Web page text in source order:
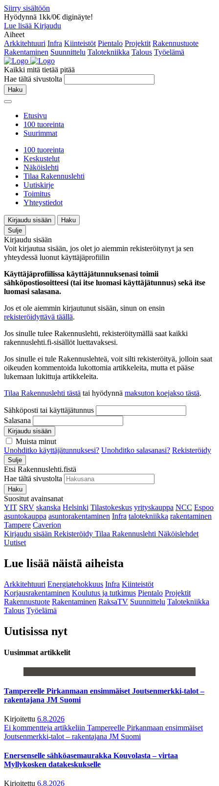
Siirry sisältöön
Hyödynnä 1kk/0€ diginäyte!
Lue lisää Kirjaudu
Aiheet
Arkkitehtuuri Infra Kiinteistöt Pientalo Projektit Rakennustuote
Rakentaminen Suunnittelu Talotekniikka Talous Työelämä
Kaikki mitä tietää pitää
Hae tältä sivustolta
Haku
Etusivu
100 tuoreinta
Suurimmat
100 tuoreinta
Keskustelut
Näköislehti
Tilaa Rakennuslehti
Uutiskirje
Toimitus
Yhteystiedot
Kirjaudu sisään
Haku
Sulje
Kirjaudu sisään
Voit kirjautua sisään, jos olet jo aiemmin rekisteröitynyt ja sen
yhteydessä luonut käyttäjäprofiilin
Käyttäjäprofiilissa käyttäjätunnuksenasi toimii
sähköpostiosoitteesi (tai itse luomasi käyttäjätunnus) sekä itse
luomasi salasana.
Jos et ole aiemmin kirjautunut sisään, sinun on ensin
rekisteröidyttävä täällä.
Jos sinulle tulee Rakennuslehti, rekisteröitymällä saat kaikki
rakennuslehti.fi-sisällöt luettavaksesi.
Jos sinulle ei tule Rakennuslehteä, voit silti rekisteröityä, jolloin saat
oikeuden kommentoida lukottomia artikkeleita, mutta et pääse
lukemaan lukittuja artikkeleita.
Tilaa Rakennuslehti tästä tai hyödynnä maksuton koejakso tästä.
Sähköposti tai käyttäjätunnus
Salasana
Kirjaudu sisään
Muista minut
Unohditko käyttäjätunnuksesi? Unohditko salasanasi? Rekisteröidy
Sulje
Etsi Rakennuslehti.fistä
Hae tältä sivustolta
Haku
Suositut avainsanat
YIT SRV skanska Helsinki Tilastokeskus yrityskauppa NCC Espoo
asuntokauppa asuntorakentaminen Infra talotekniikka rakentaminen
Tampere Caverion
Kirjaudu sisään Rekisteröidy Tilaa Rakennuslehti Näköislehdet
Uutiset
Lue lisää näistä aiheista
Arkkitehtuuri Energiatehokkuus Infra Kiinteistöt
Korjausrakentaminen Koulutus ja tutkimus Pientalo Projektit
Rakennustuote Rakentaminen RaksaTV Suunnittelu Talotekniikka
Talous Työelämä
Uutisissa nyt
Uusimmat artikkelit
Tampereelle Pirkanmaan ensimmäiset Joutsenmerkki-talot –
rakentajana JM Suomi
Kirjoitettu 6.8.2026
Ei kommentteja artikkeliin Tampereelle Pirkanmaan ensimmäiset
Joutsenmerkki-talot – rakentajana JM Suomi
Enersenselle sähköasemaurakka Kouvolasta – virtaa
Myllykosken datakeskukselle
Kirjoitettu 6.8.2026